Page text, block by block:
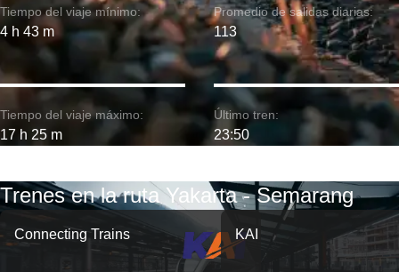
Tiempo del viaje mínimo:
4 h 43 m
Tiempo del viaje máximo:
17 h 25 m
Promedio de salidas diarias:
113
Último tren:
23:50
Trenes en la ruta Yakarta - Semarang
Connecting Trains KAI